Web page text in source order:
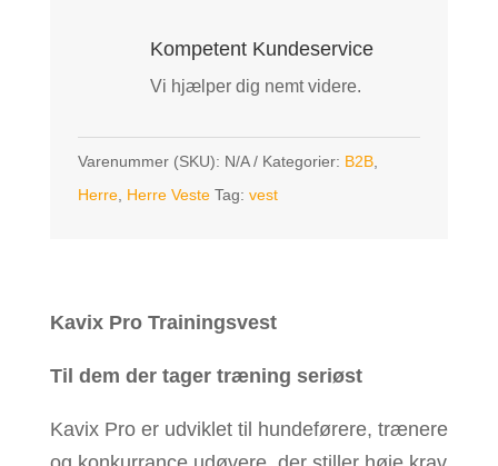
Kompetent Kundeservice
Vi hjælper dig nemt videre.
Varenummer (SKU): N/A Kategorier: B2B,
Herre, Herre Veste Tag: vest
Kavix Pro Trainingsvest
Til dem der tager træning seriøst
Kavix Pro er udviklet til hundeførere, trænere